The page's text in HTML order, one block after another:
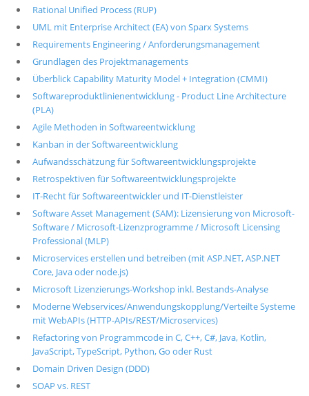
Rational Unified Process (RUP)
UML mit Enterprise Architect (EA) von Sparx Systems
Requirements Engineering / Anforderungsmanagement
Grundlagen des Projektmanagements
Überblick Capability Maturity Model + Integration (CMMI)
Softwareproduktlinienentwicklung - Product Line Architecture
(PLA)
Agile Methoden in Softwareentwicklung
Kanban in der Softwareentwicklung
Aufwandsschätzung für Softwareentwicklungsprojekte
Retrospektiven für Softwareentwicklungsprojekte
IT-Recht für Softwareentwickler und IT-Dienstleister
Software Asset Management (SAM): Lizensierung von Microsoft-
Software / Microsoft-Lizenzprogramme / Microsoft Licensing
Professional (MLP)
Microservices erstellen und betreiben (mit ASP.NET, ASP.NET
Core, Java oder node.js)
Microsoft Lizenzierungs-Workshop inkl. Bestands-Analyse
Moderne Webservices/Anwendungskopplung/Verteilte Systeme
mit WebAPIs (HTTP-APIs/REST/Microservices)
Refactoring von Programmcode in C, C++, C#, Java, Kotlin,
JavaScript, TypeScript, Python, Go oder Rust
Domain Driven Design (DDD)
SOAP vs. REST